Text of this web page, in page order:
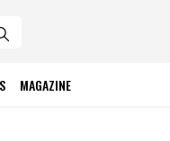
MAGAZINE